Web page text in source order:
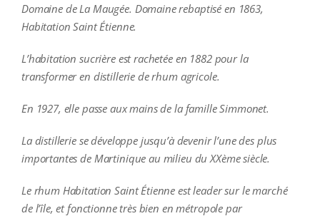
Domaine de La Maugée. Domaine rebaptisé en 1863,
Habitation Saint Étienne.
L’habitation sucrière est rachetée en 1882 pour la
transformer en distillerie de rhum agricole.
En 1927, elle passe aux mains de la famille Simmonet.
La distillerie se développe jusqu’à devenir l’une des plus
importantes de Martinique au milieu du XXème siècle.
Le rhum Habitation Saint Étienne est leader sur le marché
de l’île, et fonctionne très bien en métropole par